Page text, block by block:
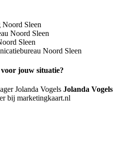
Noord Sleen
Noord Sleen
Sleen
Noord Sleen
jouw situatie?
Jolanda Vogels
bij marketingkaart.nl